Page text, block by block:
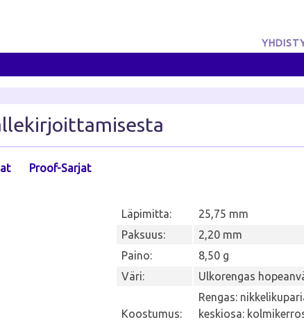
Proof-Sarjat
Läpimitta:
25,75 mm
Paksuus:
2,20 mm
Paino:
8,50 g
Väri:
Ulkorengas
Koostumus:
Rengas:
keskiosa: